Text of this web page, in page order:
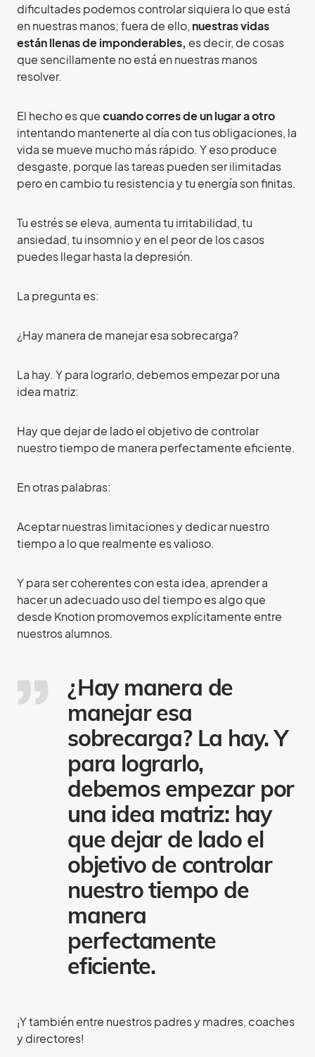
dificultades podemos controlar siquiera lo que está
en nuestras manos; fuera de ello, nuestras vidas
están llenas de imponderables, es decir, de cosas
que sencillamente no está en nuestras manos
resolver.
El hecho es quecuando corres de un lugar a otro
intentando mantenerte al día con tus obligaciones, la
vida se mueve mucho más rápido. Y eso produce
desgaste, porque las tareas pueden ser ilimitadas
pero en cambio tu resistencia y tu energía son finitas.
Tu estrés se eleva, aumenta tu irritabilidad, tu
ansiedad, tu insomnio y en el peor de los casos
puedes llegar hasta la depresión.
La pregunta es:
¿Hay manera de manejar esa sobrecarga?
La hay. Y para lograrlo, debemos empezar por una
idea matriz:
Hay que dejar de lado el objetivo de controlar
nuestro tiempo de manera perfectamente eficiente.
En otras palabras:
Aceptar nuestras limitaciones y dedicar nuestro
tiempo a lo que realmente es valioso.
Y para ser coherentes con esta idea, aprender a
hacer un adecuado uso del tiempo es algo que
desde Knotion promovemos explícitamente entre
nuestros alumnos.
¿Hay manera de
manejar esa
sobrecarga? La hay. Y
para lograrlo,
debemos empezar por
una idea matriz: hay
que dejar de lado el
objetivo de controlar
nuestro tiempo de
manera
perfectamente
eficiente.
¡Y también entre nuestros padres y madres, coaches
y directores!